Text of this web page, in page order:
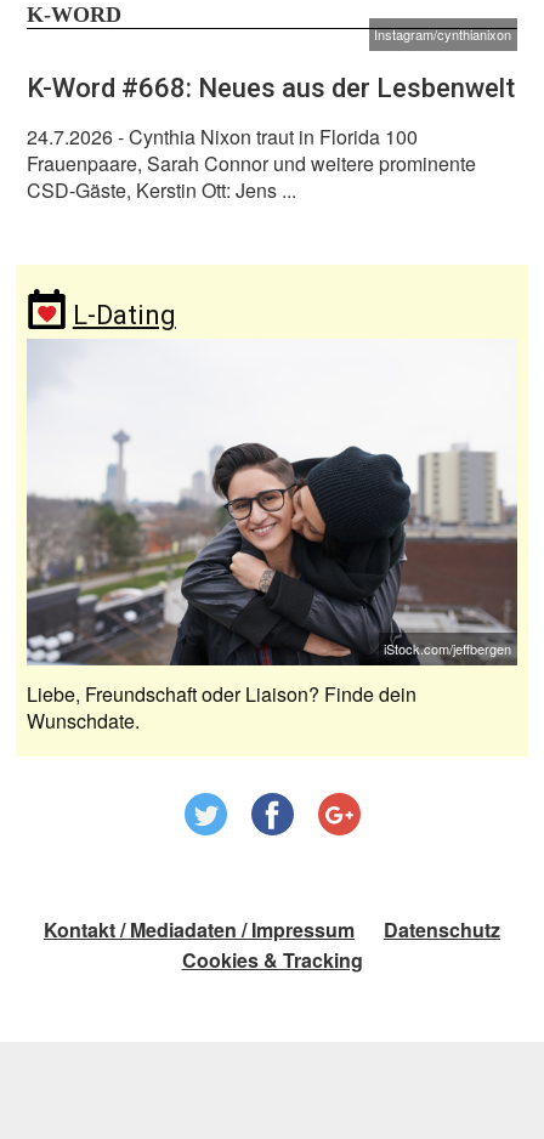
K-WORD
Instagram/cynthianixon
K-Word #668: Neues aus der Lesbenwelt
24.7.2026- Cynthia Nixon traut in Florida 100
Frauenpaare, Sarah Connor und weitere prominente
CSD-Gäste, Kerstin Ott: Jens ...
L-Dating
iStock.com/jeffbergen
Liebe, Freundschaft oder Liaison? Finde dein
Wunschdate.
Kontakt / Mediadaten / Impressum
Datenschutz
Cookies & Tracking